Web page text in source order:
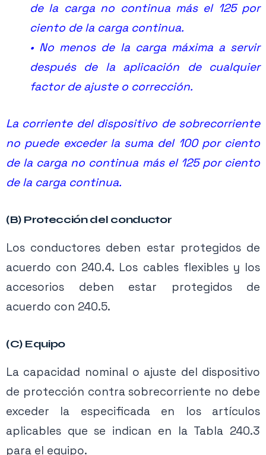
Definición carga no continua (NEC 2017):Es
una carga donde se espera que la corriente
máximanosea continua durante 3 horas o
más.
es continua cuando permanece encendida
durante mas de 3 horas, y es no continua
cuanto permanece por menos de 3 horas.
de la carga no continua más el 125 por
ciento de la carga continua.
• No menos de la carga máxima a servir
después de la aplicación de cualquier
factor de ajuste o corrección.
La corriente del dispositivo de sobrecorriente
no puede exceder la suma del 100 por ciento
de la carga no continua más el 125 por ciento
de la carga continua.
(B) Protección del conductor
Los conductores deben estar protegidos de
acuerdo con 240.4. Los cables flexibles y los
accesorios deben estar protegidos de
acuerdo con 240.5.
(C) Equipo
La capacidad nominal o ajuste del dispositivo
de protección contra sobrecorriente no debe
exceder la especificada en los artículos
aplicables que se indican en la Tabla 240.3
para el equipo.